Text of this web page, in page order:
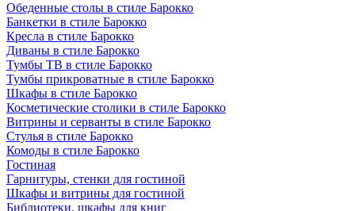
Обеденные столы в стиле Барокко
Банкетки в стиле Барокко
Кресла в стиле Барокко
Диваны в стиле Барокко
Тумбы ТВ в стиле Барокко
Тумбы прикроватные в стиле Барокко
Шкафы в стиле Барокко
Косметические столики в стиле Барокко
Витрины и серванты в стиле Барокко
Стулья в стиле Барокко
Комоды в стиле Барокко
Гостиная
Гарнитуры, стенки для гостиной
Шкафы и витрины для гостиной
Библиотеки, шкафы для книг